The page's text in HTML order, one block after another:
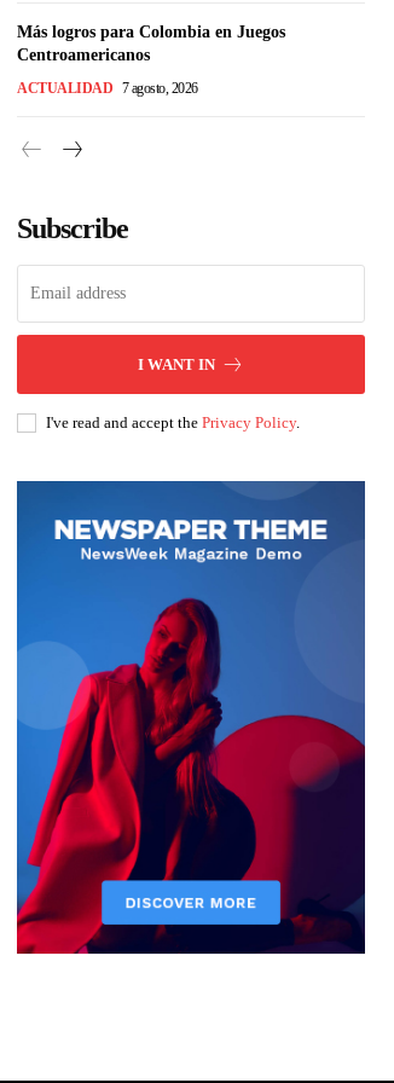
Más logros para Colombia en Juegos
Centroamericanos
ACTUALIDAD 7 agosto, 2026
Subscribe
I WANT IN
I've read and accept the Privacy Policy.